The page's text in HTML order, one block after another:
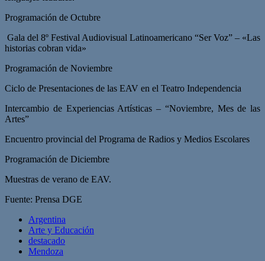
Programación de Octubre
Gala del 8º Festival Audiovisual Latinoamericano “Ser Voz” – «Las
historias cobran vida»
Programación de Noviembre
Ciclo de Presentaciones de las EAV en el Teatro Independencia
Intercambio de Experiencias Artísticas – “Noviembre, Mes de las
Artes”
Encuentro provincial del Programa de Radios y Medios Escolares
Programación de Diciembre
Muestras de verano de EAV.
Fuente: Prensa DGE
Argentina
Arte y Educación
destacado
Mendoza